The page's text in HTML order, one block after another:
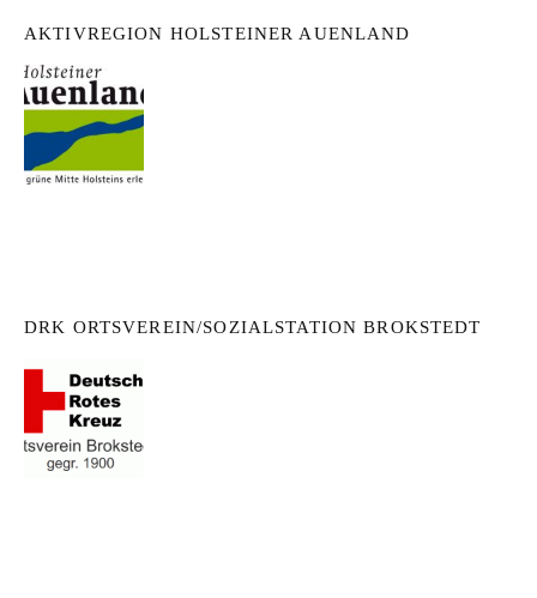
AKTIVREGION HOLSTEINER AUENLAND
DRK ORTSVEREIN/SOZIALSTATION BROKSTEDT